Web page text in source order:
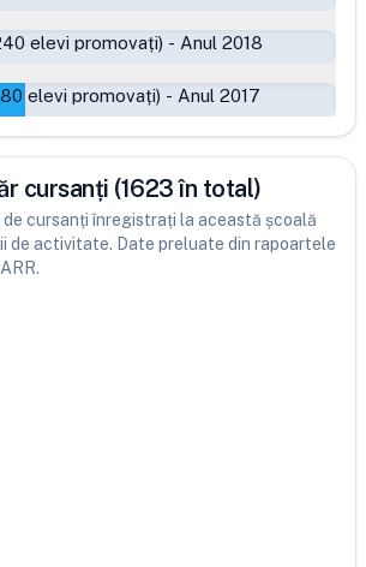
elevi promovați) - Anul 2018
80 elevi promovați) - Anul 2017
cursanți (1623 în total)
de cursanți înregistrați la această școală
de activitate. Date preluate din rapoartele